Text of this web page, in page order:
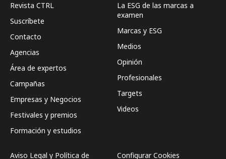
Revista CTRL
Suscríbete
Contacto
Agencias
Área de expertos
Campañas
Empresas y Negocios
Festivales y premios
Formación y estudios
La ESG de las marcas a
examen
Marcas y ESG
Medios
Opinión
Profesionales
Targets
Videos
Aviso Legal y Política de Configurar Cookies